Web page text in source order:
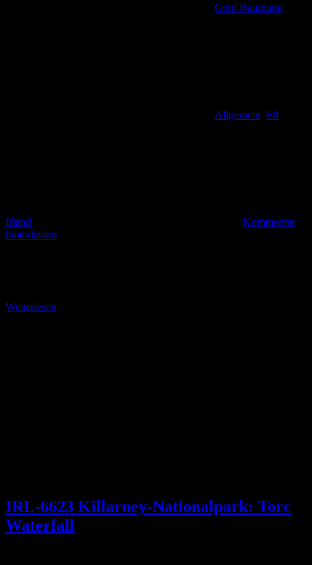
Gerd Baumung
Allgemein E8
Irland
Kommentar
hinterlassen
Weiterlesen
IRL-6623 Killarney-Nationalpark: Torc
Waterfall